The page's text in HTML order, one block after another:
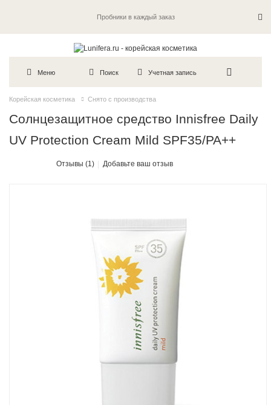
Пробники в каждый заказ
Меню Поиск Учетная запись
Корейская косметика Снято с производства
Солнцезащитное средство Innisfree Daily
UV Protection Cream Mild SPF35/PA++
Отзывы (1) Добавьте ваш отзыв